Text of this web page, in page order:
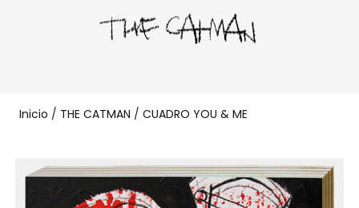
Inicio / THE CATMAN / CUADRO YOU & ME